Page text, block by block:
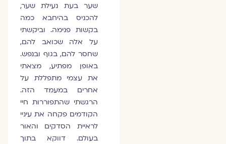
שער בעת נעילת שער,
להכניס בהיחבא כמה
בקשות פנימה. וביקשתי
על אלה שכואב להם,
שחסר להם, בגוף ובנפש.
באופן מפתיע, מצאתי
את עצמי מתפללת על
אחרים במעמד הזה.
הרגשתי שהתפוררות חיי
הקודמים פקחה את עיניי
לראיית הסדקים והאור
בעולם. דווקא בתוך